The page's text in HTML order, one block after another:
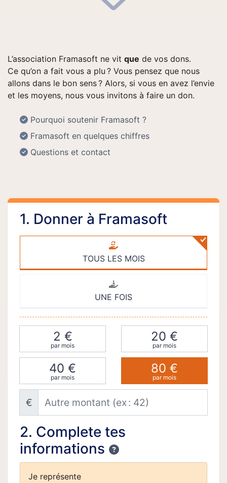
L’association Framasoft ne vit que de vos dons.
Ce qu’on a fait vous a plu ? Vous pensez que nous
allons dans le bon sens ? Alors, si vous en avez l’envie
et les moyens, nous vous invitons à faire un don.
Pourquoi soutenir Framasoft ?
Framasoft en quelques chiffres
Questions et contact
1. Donner à Framasoft
TOUS LES MOIS
UNE FOIS
2 €
par mois
20 €
par mois
40 €
par mois
80 €
par mois
Autre montant (ex : 42)
€
2. Complete tes
informations
Confidentialité
Je représente
Je représente